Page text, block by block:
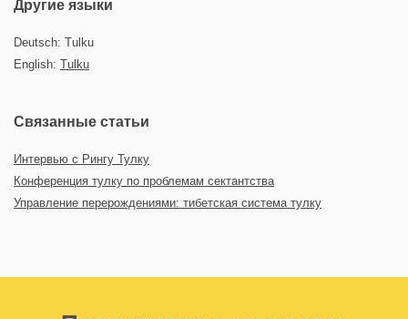
Другие языки
Deutsch: Tulku
English: Tulku
Связанные статьи
Интервью с Рингу Тулку
Конференция тулку по проблемам сектантства
Управление перерождениями: тибетская система тулку